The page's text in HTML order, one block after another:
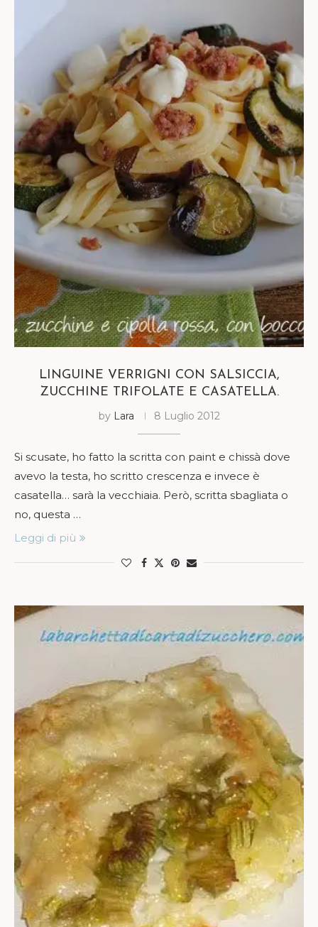
LINGUINE VERRIGNI CON SALSICCIA,
ZUCCHINE TRIFOLATE E CASATELLA.
by Lara 8 Luglio 2012
Si scusate, ho fatto la scritta con paint e chissà dove
avevo la testa, ho scritto crescenza e invece è
casatella… sarà la vecchiaia. Però, scritta sbagliata o
no, questa …
Leggi di più